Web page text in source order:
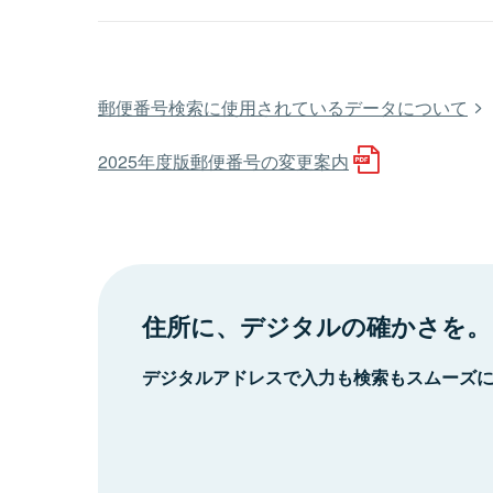
郵便番号検索に使用されているデータについて
2025年度版郵便番号の変更案内
住所に、デジタルの確かさを。
デジタルアドレスで入力も検索もスムーズ